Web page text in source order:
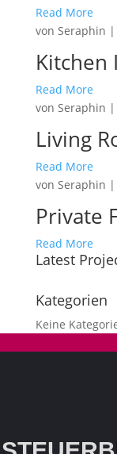
Read More
von Seraphin |
Read More
von Seraphin |
Living
Read More
von Seraphin |
Private
Read More
Latest
Kategorien
Keine